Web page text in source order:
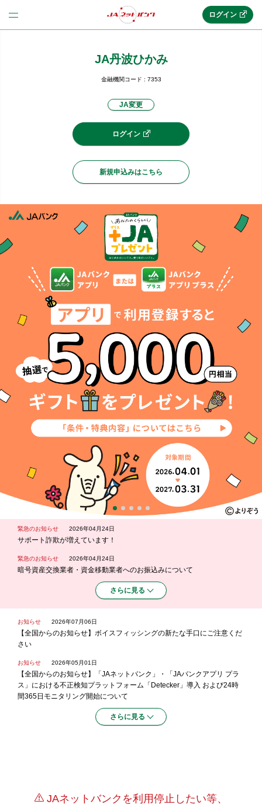
法人のお客様はこちら
新規申込み
JAネットバンクトップ
機能・サービス
セキュリティ
困った時は
ログイン
JA丹波ひかみ
金融機関コード : 7353
JA変更
ログイン
新規申込みはこちら
緊急のお知らせ 2026年04月24日
サポート詐欺が増えています！
緊急のお知らせ 2026年04月24日
暗号資産交換業者・資金移動業者へのお振込みについて
さらに見る
お知らせ 2026年07月06日
【全国からのお知らせ】ボイスフィッシングの新たな手口にご注意くだ
さい
お知らせ 2026年05月01日
【全国からのお知らせ】「JAネットバンク」・「JAバンクアプリ プラ
ス」における不正検知プラットフォーム「Detecker」導入 および24時
間365日モニタリング開始について
さらに見る
JAネットバンクを利用停止したい等、